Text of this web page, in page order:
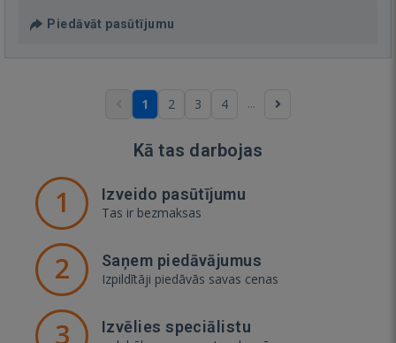
Piedāvāt pasūtījumu
1 2 3 4 ...
Kā tas darbojas
1 Izveido pasūtījumu
Tas ir bezmaksas
2 Saņem piedāvājumus
Izpildītāji piedāvās savas cenas
3 Izvēlies speciālistu